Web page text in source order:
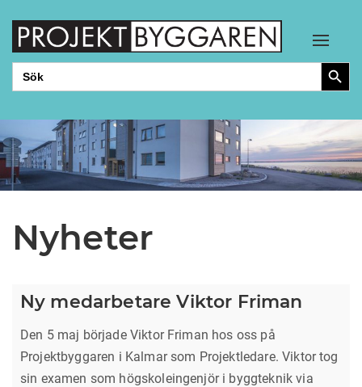
Sök
efter:
Nyheter
Ny medarbetare Viktor Friman
Den 5 maj började Viktor Friman hos oss på
Projektbyggaren i Kalmar som Projektledare. Viktor tog
sin examen som högskoleingenjör i byggteknik via